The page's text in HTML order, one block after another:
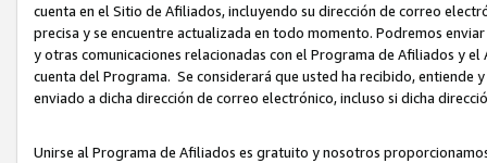
cuenta en el Sitio de Afiliados, incluyendo su dirección de correo
precisa y se encuentre actualizada en todo momento. Podremos
y otras comunicaciones relacionadas con el Programa de Afiliados y
cuenta del Programa. Se considerará que usted ha recibido, entiende
enviado a dicha dirección de correo electrónico, incluso si dicha
Unirse al Programa de Afiliados es gratuito y nosotros